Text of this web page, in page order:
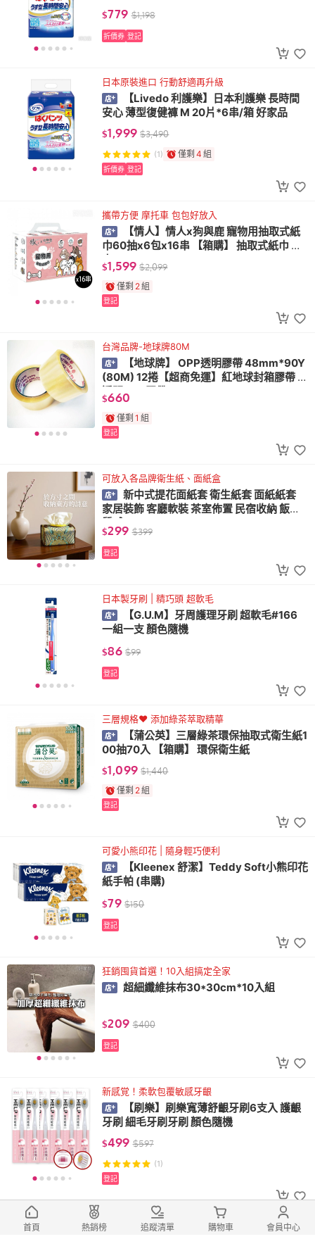
$779 $1,198
折價券 登記
日本原裝進口 行動舒適再升級
【Livedo 利護樂】日本利護樂 長時間
安心 薄型復健褲 M 20片*6串/箱 好家品
$1,999 $3,490
(1) 僅剩 4 組
折價券 登記
攜帶方便 摩托車 包包好放入
【情人】情人x狗與鹿 寵物用抽取式紙
巾60抽x6包x16串 【箱購】 抽取式紙巾 紙
巾
$1,599 $2,099
僅剩 2組
登記
台灣品牌-地球牌80M
【地球牌】 OPP透明膠帶 48mm*90Y
(80M) 12捲【超商免運】紅地球封箱膠帶 超
透明OPP膠帶
$660
僅剩 1 組
登記
可放入各品牌衛生紙、面紙盒
新中式提花面紙套 衛生紙套 面紙紙套
家居裝飾 客廳軟裝 茶室佈置 民宿收納 飯店
$299 $399
登記
日本製牙刷 | 精巧頭 超軟毛
【G.U.M】牙周護理牙刷 超軟毛#166
一組一支 顏色隨機
$86 $99
登記
三層規格♥ 添加綠茶萃取精華
【蒲公英】三層綠茶環保抽取式衛生紙1
00抽70入 【箱購】 環保衛生紙
$1,099 $1,440
僅剩 2組
登記
可愛小熊印花 | 隨身輕巧便利
【Kleenex 舒潔】Teddy Soft小熊印花
紙手帕 (串購)
$79 $150
登記
狂銷囤貨首選！10入組搞定全家
超細纖維抹布30*30cm*10入組
$209 $400
登記
新感覚！柔軟包覆敏感牙齦
【刷樂】刷樂寬薄舒齦牙刷6支入 護齦
牙刷 細毛牙刷牙刷 顏色隨機
$499 $597
(1)
登記
100%再生紙漿，環保愛地球
首頁 熱銷榜 追蹤清單 購物車 會員中心